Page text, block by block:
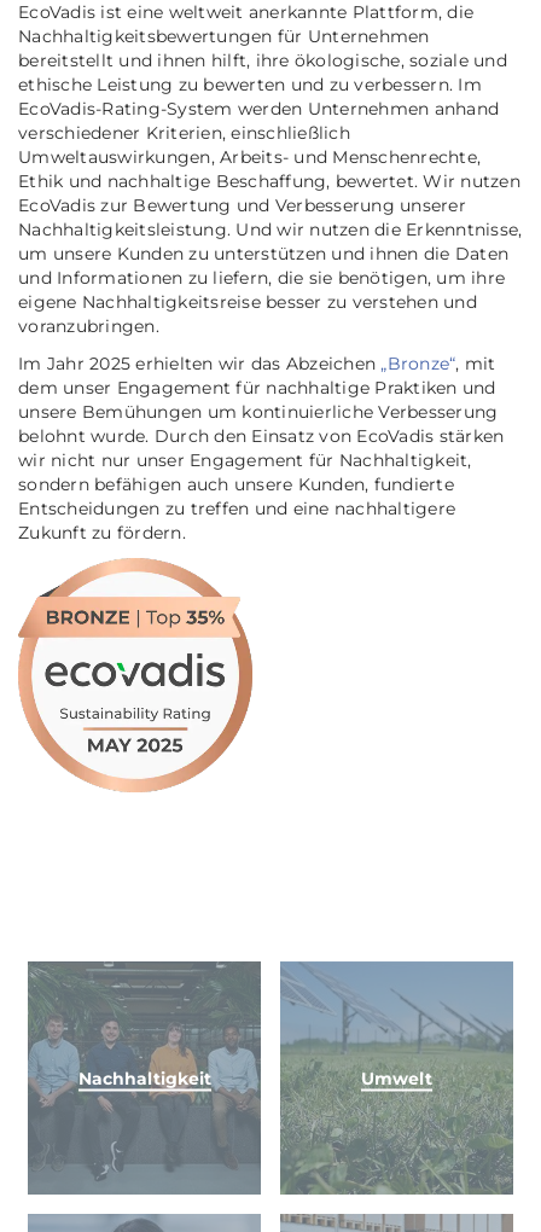
EcoVadis ist eine weltweit anerkannte Plattform, die
Nachhaltigkeitsbewertungen für Unternehmen
bereitstellt und ihnen hilft, ihre ökologische, soziale und
ethische Leistung zu bewerten und zu verbessern. Im
EcoVadis-Rating-System werden Unternehmen anhand
verschiedener Kriterien, einschließlich
Umweltauswirkungen, Arbeits- und Menschenrechte,
Ethik und nachhaltige Beschaffung, bewertet. Wir nutzen
EcoVadis zur Bewertung und Verbesserung unserer
Nachhaltigkeitsleistung. Und wir nutzen die Erkenntnisse,
um unsere Kunden zu unterstützen und ihnen die Daten
und Informationen zu liefern, die sie benötigen, um ihre
eigene Nachhaltigkeitsreise besser zu verstehen und
voranzubringen.
Im Jahr 2025 erhielten wir das Abzeichen„Bronze“, mit
dem unser Engagement für nachhaltige Praktiken und
unsere Bemühungen um kontinuierliche Verbesserung
belohnt wurde. Durch den Einsatz von EcoVadis stärken
wir nicht nur unser Engagement für Nachhaltigkeit,
sondern befähigen auch unsere Kunden, fundierte
Entscheidungen zu treffen und eine nachhaltigere
Zukunft zu fördern.
Nachhaltigkeit Umwelt